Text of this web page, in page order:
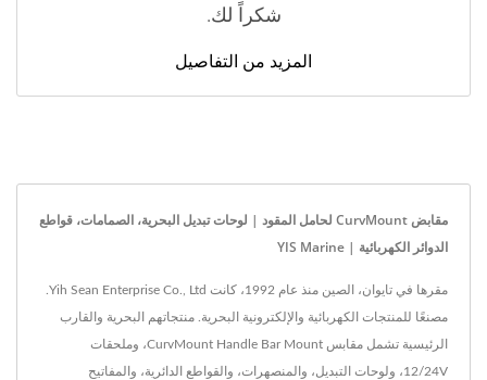
شكراً لك.
المزيد من التفاصيل
مقابض CurvMount لحامل المقود | لوحات تبديل البحرية، الصمامات، قواطع
الدوائر الكهربائية | YIS Marine
مصنعًا للمنتجات الكهربائية والإلكترونية البحرية. منتجاتهم البحرية والقارب
الرئيسية تشمل مقابس CurvMount Handle Bar Mount، وملحقات
12/24V، ولوحات التبديل، والمنصهرات، والقواطع الدائرية، والمفاتيح